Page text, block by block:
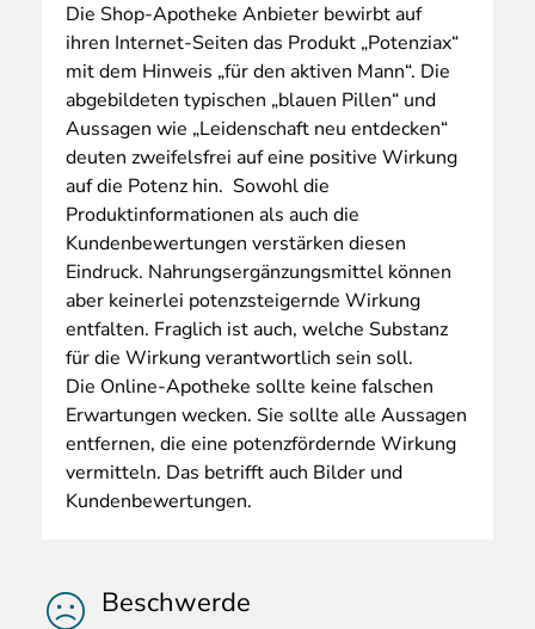
Die Shop-Apotheke Anbieter bewirbt auf
ihren Internet-Seiten das Produkt „Potenziax“
mit dem Hinweis „für den aktiven Mann“. Die
abgebildeten typischen „blauen Pillen“ und
Aussagen wie „Leidenschaft neu entdecken“
deuten zweifelsfrei auf eine positive Wirkung
auf die Potenz hin. Sowohl die
Produktinformationen als auch die
Kundenbewertungen verstärken diesen
Eindruck. Nahrungsergänzungsmittel können
aber keinerlei potenzsteigernde Wirkung
entfalten. Fraglich ist auch, welche Substanz
für die Wirkung verantwortlich sein soll.
Die Online-Apotheke sollte keine falschen
Erwartungen wecken. Sie sollte alle Aussagen
entfernen, die eine potenzfördernde Wirkung
vermitteln. Das betrifft auch Bilder und
Kundenbewertungen.
Beschwerde